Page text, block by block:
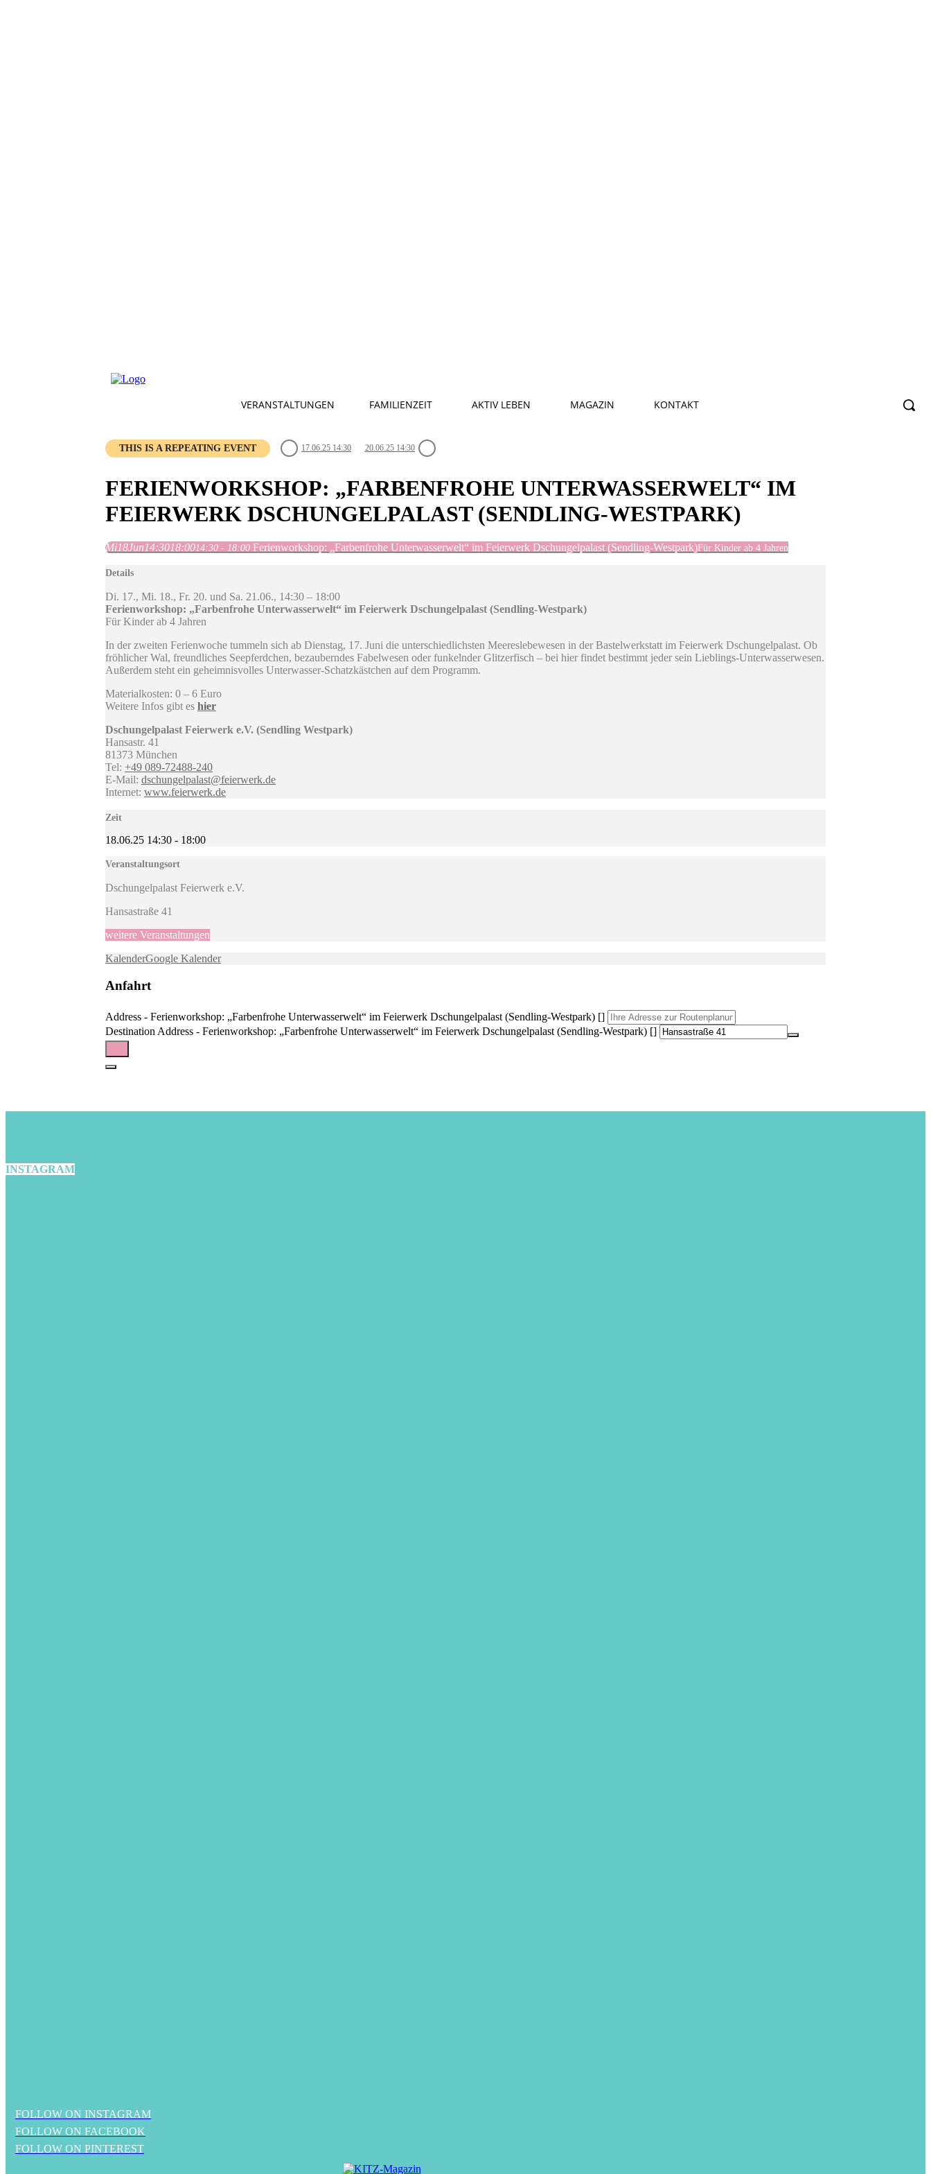
VERANSTALTUNGEN FAMILIENZEIT AKTIV LEBEN MAGAZIN KONTAKT
THIS IS A REPEATING EVENT 17.06.25 14:30 20.06.25 14:30
FERIENWORKSHOP: „FARBENFROHE UNTERWASSERWELT“ IM
FEIERWERK DSCHUNGELPALAST (SENDLING-WESTPARK)
Mi18Jun14:3018:0014:30 - 18:00 Ferienworkshop: „Farbenfrohe Unterwasserwelt“ im Feierwerk Dschungelpalast (Sendling-Westpark)Für Kinder ab 4 Jahren
Details
Di. 17., Mi. 18., Fr. 20. und Sa. 21.06., 14:30 – 18:00
Ferienworkshop: „Farbenfrohe Unterwasserwelt“ im Feierwerk Dschungelpalast (Sendling-Westpark)
Für Kinder ab 4 Jahren
In der zweiten Ferienwoche tummeln sich ab Dienstag, 17. Juni die unterschiedlichsten Meereslebewesen in der Bastelwerkstatt im Feierwerk Dschungelpalast. Ob
fröhlicher Wal, freundliches Seepferdchen, bezauberndes Fabelwesen oder funkelnder Glitzerfisch – bei hier findet bestimmt jeder sein Lieblings-Unterwasserwesen.
Außerdem steht ein geheimnisvolles Unterwasser-Schatzkästchen auf dem Programm.
Materialkosten: 0 – 6 Euro
Weitere Infos gibt es hier
Dschungelpalast Feierwerk e.V. (Sendling Westpark)
Hansastr. 41
81373 München
Tel: +49 089-72488-240
E-Mail: dschungelpalast@feierwerk.de
Internet: www.feierwerk.de
Zeit
18.06.25 14:30 - 18:00
Veranstaltungsort
Dschungelpalast Feierwerk e.V.
Hansastraße 41
weitere Veranstaltungen
KalenderGoogle Kalender
Anfahrt
Address - Ferienworkshop: „Farbenfrohe Unterwasserwelt“ im Feierwerk Dschungelpalast (Sendling-Westpark) []
Destination Address - Ferienworkshop: „Farbenfrohe Unterwasserwelt“ im Feierwerk Dschungelpalast (Sendling-Westpark) []
INSTAGRAM
FOLLOW ON INSTAGRAM
FOLLOW ON FACEBOOK
FOLLOW ON PINTEREST